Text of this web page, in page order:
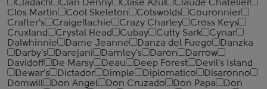
Cladach
Clan Denny Clase Azul
Claude Chatelier
Clos Martin
Cool Skeleton Cotswolds
Couronnier
Crafter's
Craigellachie Crazy Charley
Cross Keys
Cruxland
Crystal Head Cubay Cutty Sark
Cynar
Dalwhinnie
Dame Jeanne Danza del Fuego
Danzka
Darby's
Darejani Darnley's Daron
Darrow
Davidoff
De Marsy Deau Deep Forest
Devil's Island
Dewar's
Dictador Dimple Diplomatico
Disaronno
Domwill
Don Angel Don Cruzado Don Papa
Don